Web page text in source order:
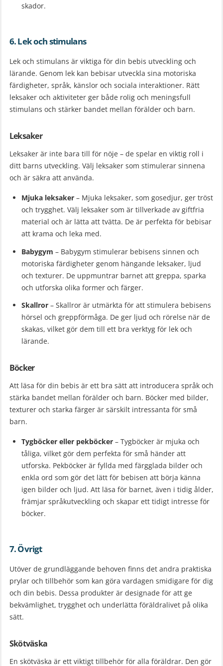
skador.
6. Lek och stimulans
Lek och stimulans är viktiga för din bebis utveckling och
lärande. Genom lek kan bebisar utveckla sina motoriska
färdigheter, språk, känslor och sociala interaktioner. Rätt
leksaker och aktiviteter ger både rolig och meningsfull
stimulans och stärker bandet mellan förälder och barn.
Leksaker
Leksaker är inte bara till för nöje – de spelar en viktig roll i
ditt barns utveckling. Välj leksaker som stimulerar sinnena
och är säkra att använda.
Mjuka leksaker – Mjuka leksaker, som gosedjur, ger tröst
och trygghet. Välj leksaker som är tillverkade av giftfria
material och är lätta att tvätta. De är perfekta för bebisar
att krama och leka med.
Babygym – Babygym stimulerar bebisens sinnen och
motoriska färdigheter genom hängande leksaker, ljud
och texturer. De uppmuntrar barnet att greppa, sparka
och utforska olika former och färger.
Skallror – Skallror är utmärkta för att stimulera bebisens
hörsel och greppförmåga. De ger ljud och rörelse när de
skakas, vilket gör dem till ett bra verktyg för lek och
lärande.
Böcker
Att läsa för din bebis är ett bra sätt att introducera språk och
stärka bandet mellan förälder och barn. Böcker med bilder,
texturer och starka färger är särskilt intressanta för små
barn.
Tygböcker eller pekböcker – Tygböcker är mjuka och
tåliga, vilket gör dem perfekta för små händer att
utforska. Pekböcker är fyllda med färgglada bilder och
enkla ord som gör det lätt för bebisen att börja känna
igen bilder och ljud. Att läsa för barnet, även i tidig ålder,
främjar språkutveckling och skapar ett tidigt intresse för
böcker.
7. Övrigt
Utöver de grundläggande behoven finns det andra praktiska
prylar och tillbehör som kan göra vardagen smidigare för dig
och din bebis. Dessa produkter är designade för att ge
bekvämlighet, trygghet och underlätta föräldralivet på olika
sätt.
Skötväska
En skötväska är ett viktigt tillbehör för alla föräldrar. Den gör